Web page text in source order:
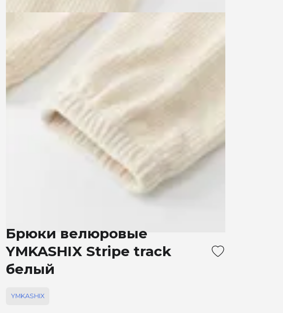
Брюки велюровые
YMKASHIX Stripe track
белый
YMKASHIX